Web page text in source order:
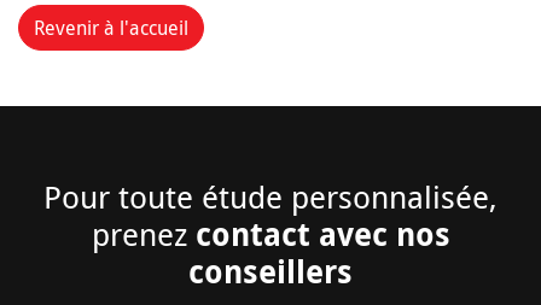
Revenir à l'accueil
Pour toute étude personnalisée,
prenez contact avec nos
conseillers